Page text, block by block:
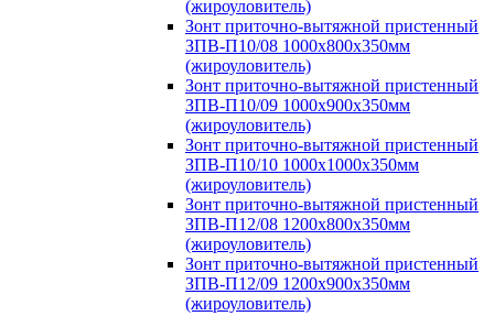
(жироуловитель)
Зонт приточно-вытяжной пристенный
ЗПВ-П10/08 1000х800х350мм
(жироуловитель)
Зонт приточно-вытяжной пристенный
ЗПВ-П10/09 1000х900х350мм
(жироуловитель)
Зонт приточно-вытяжной пристенный
ЗПВ-П10/10 1000х1000х350мм
(жироуловитель)
Зонт приточно-вытяжной пристенный
ЗПВ-П12/08 1200х800х350мм
(жироуловитель)
Зонт приточно-вытяжной пристенный
ЗПВ-П12/09 1200х900х350мм
(жироуловитель)